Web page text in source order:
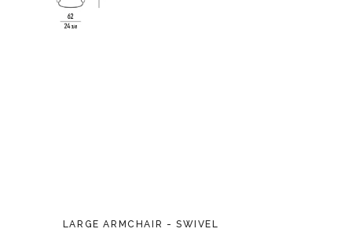
LARGE ARMCHAIR - SWIVEL